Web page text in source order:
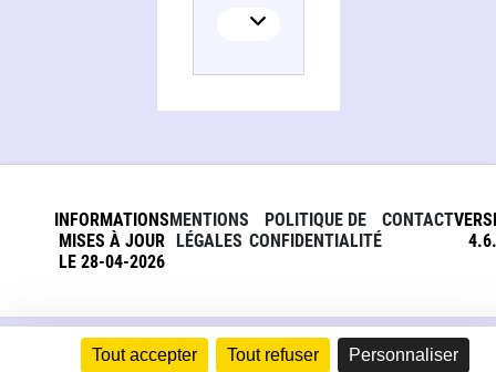
Tout accepter Tout refuser Personnaliser
INFORMATIONS
MISES À JOUR
LE 28-04-2026
MENTIONS
LÉGALES
POLITIQUE DE
CONFIDENTIALITÉ
CONTACT